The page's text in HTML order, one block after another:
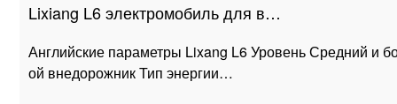
Lixiang L6 электромобиль для в…
Английские параметры Lixang L6 Уровень Средний и
ой внедорожник Тип энергии…